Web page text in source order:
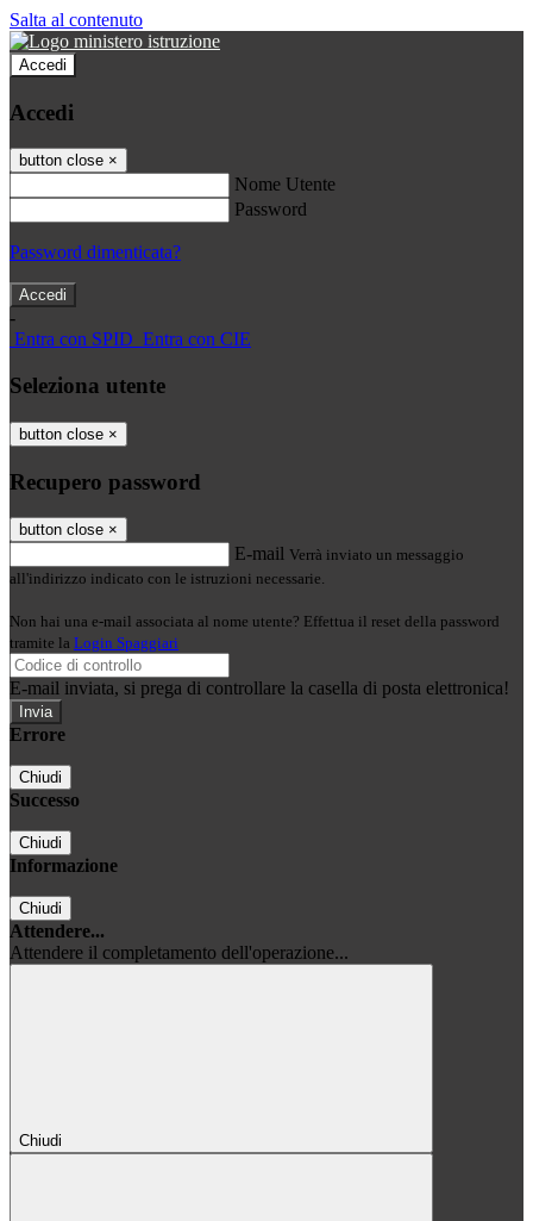
Salta al contenuto
Accedi
Accedi
button close ×
Nome Utente
Password
Password dimenticata?
-
Entra con SPID Entra con CIE
Seleziona utente
button close ×
Recupero password
button close ×
E-mail Verrà inviato un messaggio
all'indirizzo indicato con le istruzioni necessarie.
Non hai una e-mail associata al nome utente? Effettua il reset della password
tramite la Login Spaggiari
E-mail inviata, si prega di controllare la casella di posta elettronica!
Errore
Chiudi
Successo
Chiudi
Informazione
Chiudi
Attendere...
Attendere il completamento dell'operazione...
Chiudi